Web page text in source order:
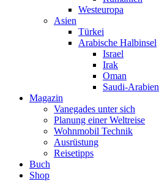
Westeuropa
Asien
Türkei
Arabische Halbinsel
Israel
Irak
Oman
Saudi-Arabien
Magazin
Vanegades unter sich
Planung einer Weltreise
Wohnmobil Technik
Ausrüstung
Reisetipps
Buch
Shop